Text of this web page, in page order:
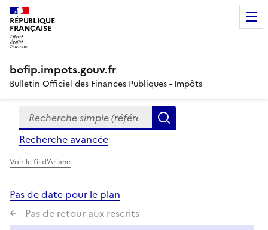
RÉPUBLIQUE
FRANÇAISE
bofip.impots.gouv.fr
Bulletin Officiel des Finances Publiques - Impôts
Formulaire
de
recherche
Recherche simple (références, mots clés, partie du
Recherche avancée
Voir le fil d'Ariane
Pas de date pour le plan
Pas de retour aux rescrits